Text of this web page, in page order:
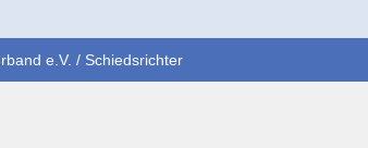
e.V. / Schiedsrichter